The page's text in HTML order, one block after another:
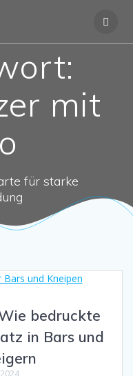
mit
für starke
bedruckte
in Bars und